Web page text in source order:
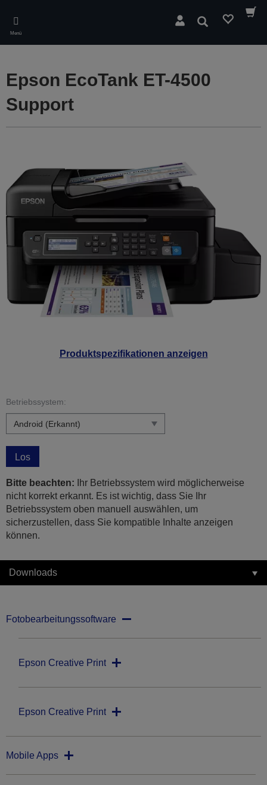
main
content
Menü
Suchen
Produktspezifikationen anzeigen
Epson EcoTank ET-4500
Support
Betriebssystem:
Los
Bitte beachten: Ihr Betriebssystem wird möglicherweise
nicht korrekt erkannt. Es ist wichtig, dass Sie Ihr
Betriebssystem oben manuell auswählen, um
sicherzustellen, dass Sie kompatible Inhalte anzeigen
können.
Downloads
Fotobearbeitungssoftware
Epson Creative Print
Epson Creative Print
Mobile Apps